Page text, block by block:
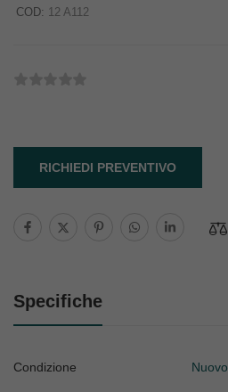
COD: 12 A112
RICHIEDI PREVENTIVO
Specifiche
Condizione Nuovo